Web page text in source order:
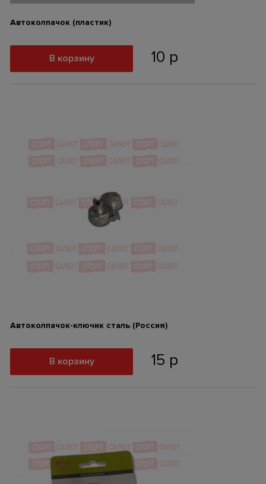
Автоколпачок (пластик)
10 р
В корзину
Автоколпачок-ключик сталь (Россия)
15 р
В корзину